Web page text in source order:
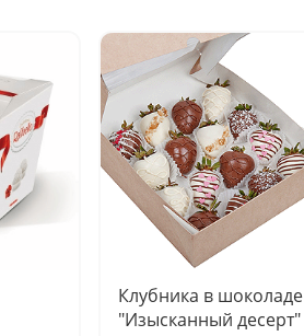
Клубника в шоколаде
"Изысканный десерт"